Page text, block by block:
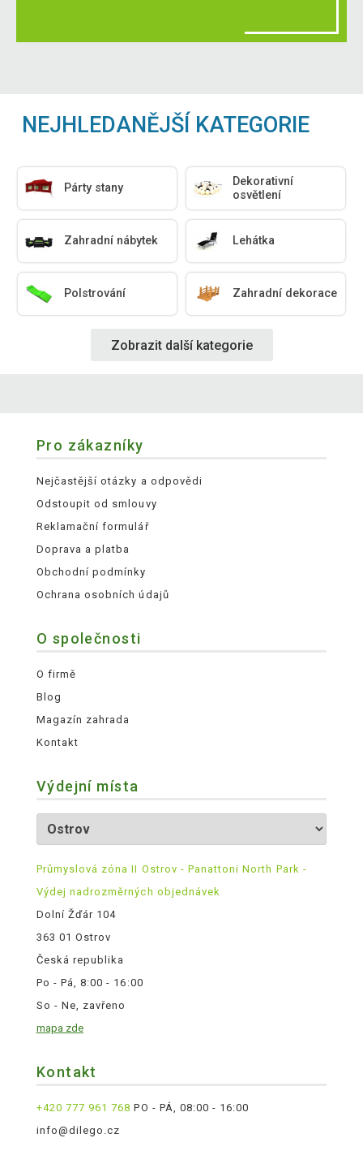
NEJHLEDANĚJŠÍ KATEGORIE
Párty stany
Dekorativní
osvětlení
Zahradní nábytek Lehátka
Polstrování Zahradní dekorace
Zobrazit další kategorie
Pro zákazníky
Nejčastější otázky a odpovědi
Odstoupit od smlouvy
Reklamační formulář
Doprava a platba
Obchodní podmínky
Ochrana osobních údajů
O společnosti
O firmě
Blog
Magazín zahrada
Kontakt
Výdejní místa
Průmyslová zóna II Ostrov - Panattoni North Park -
Výdej nadrozměrných objednávek
Dolní Žďár 104
363 01 Ostrov
Česká republika
Po - Pá, 8:00 - 16:00
So - Ne, zavřeno
mapa zde
Kontakt
+420 777 961 768 PO - PÁ, 08:00 - 16:00
info@dilego.cz